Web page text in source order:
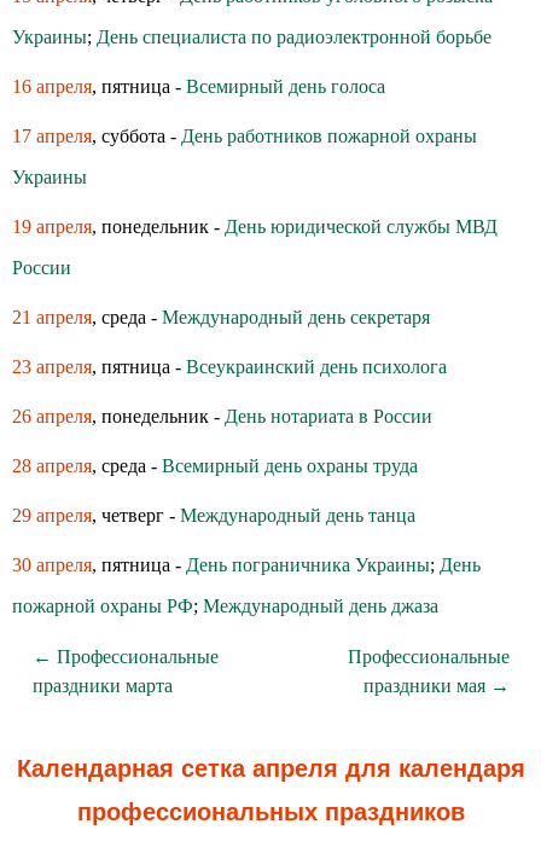
Украины; День специалиста по радиоэлектронной борьбе
16 апреля, пятница - Всемирный день голоса
17 апреля, суббота - День работников пожарной охраны
Украины
19 апреля, понедельник - День юридической службы МВД
России
21 апреля, среда - Международный день секретаря
23 апреля, пятница - Всеукраинский день психолога
26 апреля, понедельник - День нотариата в России
28 апреля, среда - Всемирный день охраны труда
29 апреля, четверг - Международный день танца
30 апреля, пятница - День пограничника Украины; День
пожарной охраны РФ; Международный день джаза
← Профессиональные
праздники марта
Профессиональные
праздники мая →
Календарная сетка апреля для календаря
профессиональных праздников